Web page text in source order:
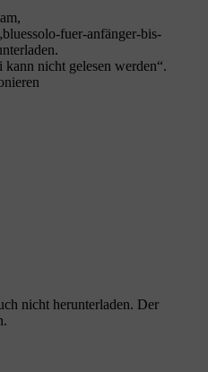
fuer-anfänger-bis-
nicht gelesen werden“.
nicht herunterladen. Der